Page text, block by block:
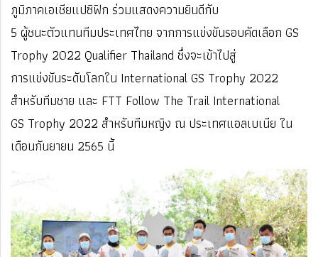
ภูมิภาคเอเชียแปซิฟิก ร่วมแสดงความยินดีกับ
5 ผู้ชนะตัวแทนทีมประเทศไทย จากการแข่งขันรอบคัดเลือก GS
Trophy 2022 Qualifier Thailand ซึ่งจะเข้าไปสู่
การแข่งขันระดับโลกใน International GS Trophy 2022
สำหรับทีมชาย และ FTT Follow The Trail International
GS Trophy 2022 สำหรับทีมหญิง ณ ประเทศแอลเบเนีย ใน
เดือนกันยายน 2565 นี้